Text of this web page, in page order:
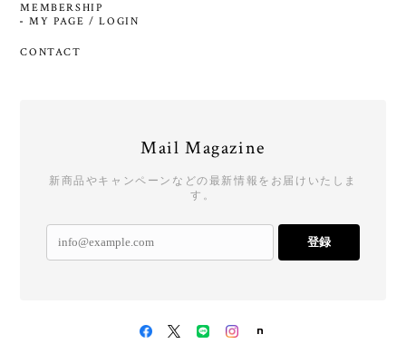
MEMBERSHIP
MY PAGE / LOGIN
CONTACT
Mail Magazine
新商品やキャンペーンなどの最新情報をお届けいたしま
す。
登録